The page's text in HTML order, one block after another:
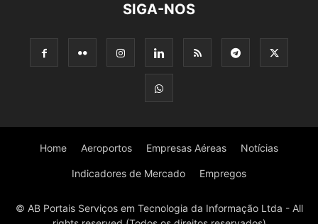
SIGA-NOS
Home Aeroportos Empresas Aéreas Notícias
Indicadores de Mercado Empregos
© AB Portais Serviços em Tecnologia da Informação Ltda - All